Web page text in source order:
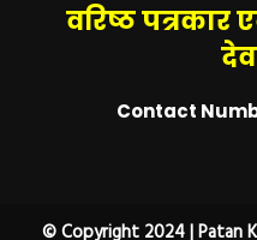
वरिष्ठ
Contact
© Copyright 2024 | Patan